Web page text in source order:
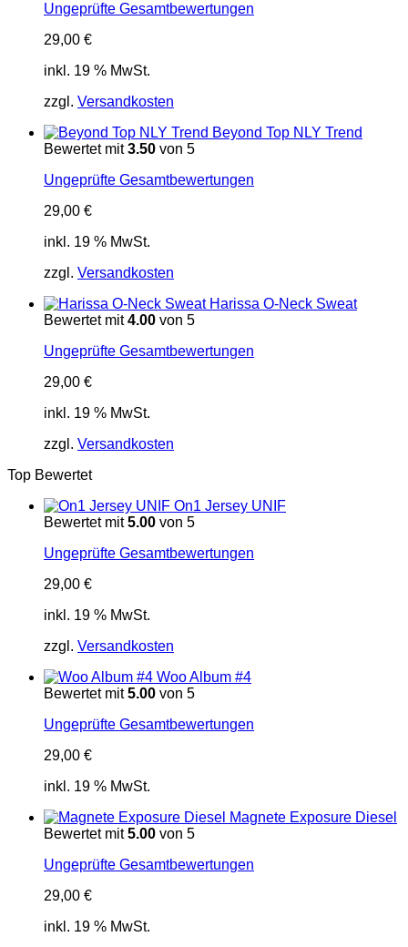
Ungeprüfte Gesamtbewertungen
29,00 €
inkl. 19 % MwSt.
zzgl. Versandkosten
Beyond Top NLY Trend
Bewertet mit3.50 von 5
Ungeprüfte Gesamtbewertungen
29,00 €
inkl. 19 % MwSt.
zzgl. Versandkosten
Harissa O-Neck Sweat
Bewertet mit4.00 von 5
Ungeprüfte Gesamtbewertungen
29,00 €
inkl. 19 % MwSt.
zzgl. Versandkosten
Top Bewertet
On1 Jersey UNIF
Bewertet mit5.00 von 5
Ungeprüfte Gesamtbewertungen
29,00 €
inkl. 19 % MwSt.
zzgl. Versandkosten
Woo Album #4
Bewertet mit5.00 von 5
Ungeprüfte Gesamtbewertungen
29,00 €
inkl. 19 % MwSt.
Magnete Exposure Diesel
Bewertet mit5.00 von 5
Ungeprüfte Gesamtbewertungen
29,00 €
inkl. 19 % MwSt.